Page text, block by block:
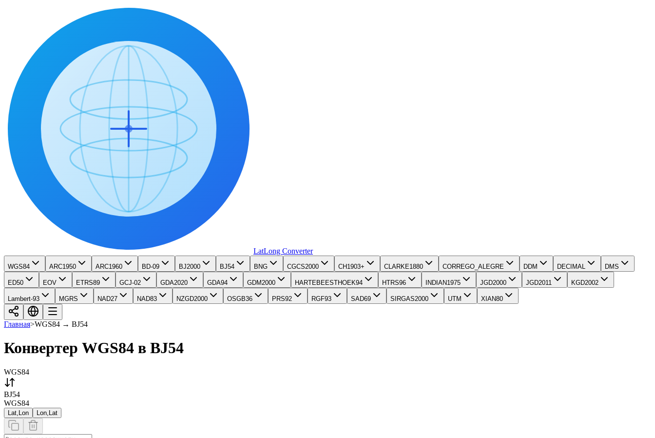
LatLong Converter
WGS84 ARC1950 ARC1960 BD-09 BJ2000 BJ54 BNG CGCS2000 CH1903+ CLARKE1880 CORREGO_ALEGRE DDM DECIMAL DMS
ED50 EOV ETRS89 GCJ-02 GDA2020 GDA94 GDM2000 HARTEBEESTHOEK94 HTRS96 INDIAN1975 JGD2000 JGD2011 KGD2002
Lambert-93 MGRS NAD27 NAD83 NZGD2000 OSGB36 PRS92 RGF93 SAD69 SIRGAS2000 UTM XIAN80
Главная>WGS84 → BJ54
Конвертер WGS84 в BJ54
WGS84
BJ54
WGS84
Lat,Lon Lon,Lat